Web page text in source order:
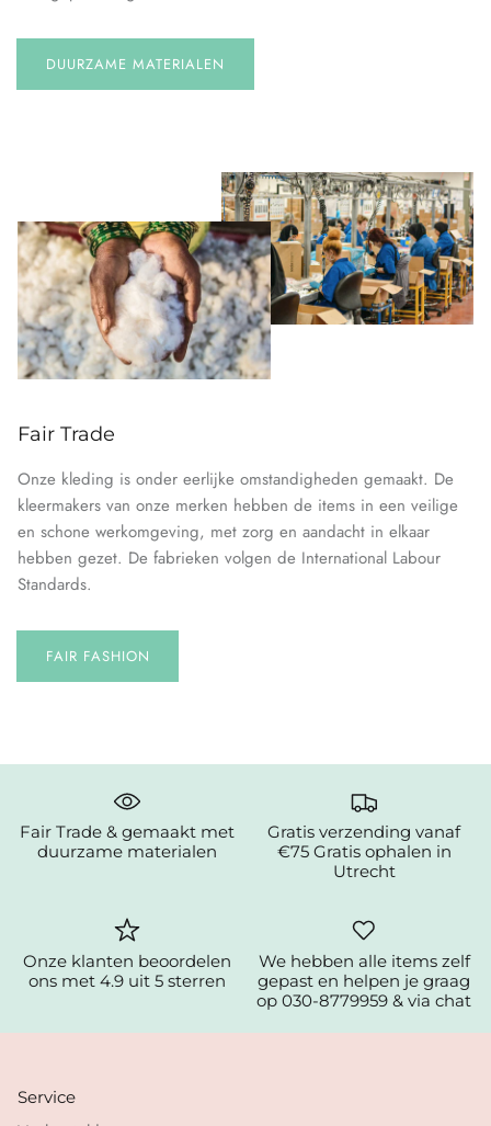
DUURZAME MATERIALEN
Fair Trade
Onze kleding is onder eerlijke omstandigheden gemaakt. De
kleermakers van onze merken hebben de items in een veilige
en schone werkomgeving, met zorg en aandacht in elkaar
hebben gezet. De fabrieken volgen de International Labour
Standards.
FAIR FASHION
Fair Trade & gemaakt met
duurzame materialen
Gratis verzending vanaf
€75 Gratis ophalen in
Utrecht
Onze klanten beoordelen
ons met 4.9 uit 5 sterren
We hebben alle items zelf
gepast en helpen je graag
op 030-8779959 & via chat
Service